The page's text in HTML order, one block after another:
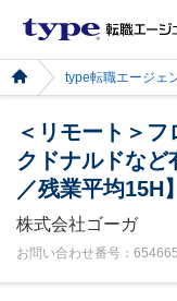
type転職エージェ
＜リモート＞
クドナルドなど
／残業平均15H】
株式会社ゴーガ
お問い合わせ番号：